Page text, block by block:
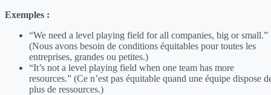
Exemples :
“We need a level playing field for all companies, big or small.”
(Nous avons besoin de conditions équitables pour toutes les
entreprises, grandes ou petites.)
“It’s not a level playing field when one team has more
resources.” (Ce n’est pas équitable quand une équipe dispose
plus de ressources.)